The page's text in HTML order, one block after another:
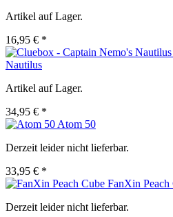
Artikel auf Lager.
16,95 € *
Nautilus
Artikel auf Lager.
34,95 € *
Atom 50
Derzeit leider nicht lieferbar.
33,95 € *
FanXin Peach
Derzeit leider nicht lieferbar.